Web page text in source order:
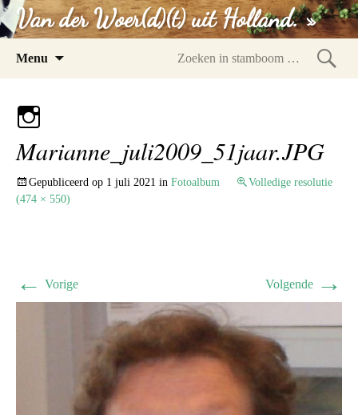
Van der Woer(d)(t) uit Holland. »
Menu
Marianne_juli2009_51jaar.JPG
Gepubliceerd op 1 juli 2021 in Fotoalbum
Volledige resolutie
(474 × 550)
← Vorige Volgende →